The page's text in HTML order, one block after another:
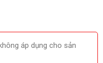
áp dụng cho sản